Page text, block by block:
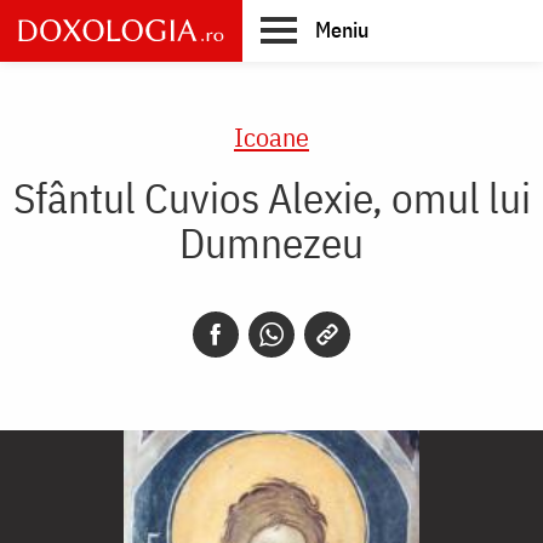
Skip
to
main
Meniu
Icoane
Sfântul Cuvios Alexie, omul lui
Dumnezeu